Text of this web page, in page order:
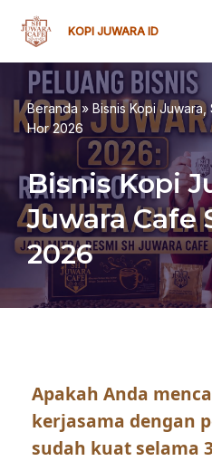
Lompat
konten
KOPI JUWARA ID
Beranda » Bisnis Kopi
Hor 2026
Bisnis Kopi
Juwara Cafe
2026
Apakah Anda
kerjasama dengan
sudah kuat selama